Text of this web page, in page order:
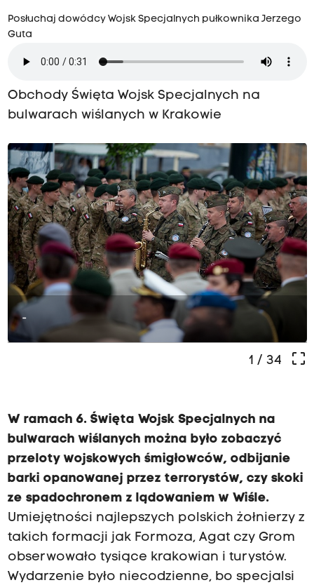
Posłuchaj dowódcy Wojsk Specjalnych pułkownika Jerzego
Guta
Obchody Święta Wojsk Specjalnych na
bulwarach wiślanych w Krakowie
-
crop_free
1 / 34
W ramach 6. Święta Wojsk Specjalnych na
bulwarach wiślanych można było zobaczyć
przeloty wojskowych śmigłowców, odbijanie
barki opanowanej przez terrorystów, czy skoki
ze spadochronem z lądowaniem w Wiśle.
Umiejętności najlepszych polskich żołnierzy z
takich formacji jak Formoza, Agat czy Grom
obserwowało tysiące krakowian i turystów.
Wydarzenie było niecodzienne, bo specjalsi